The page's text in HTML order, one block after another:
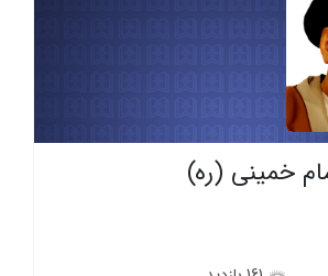
خمینی (ره)